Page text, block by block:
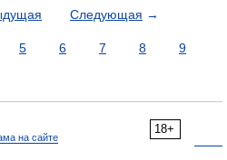
Следующая →
5 6 7 8
9
18+
на сайте